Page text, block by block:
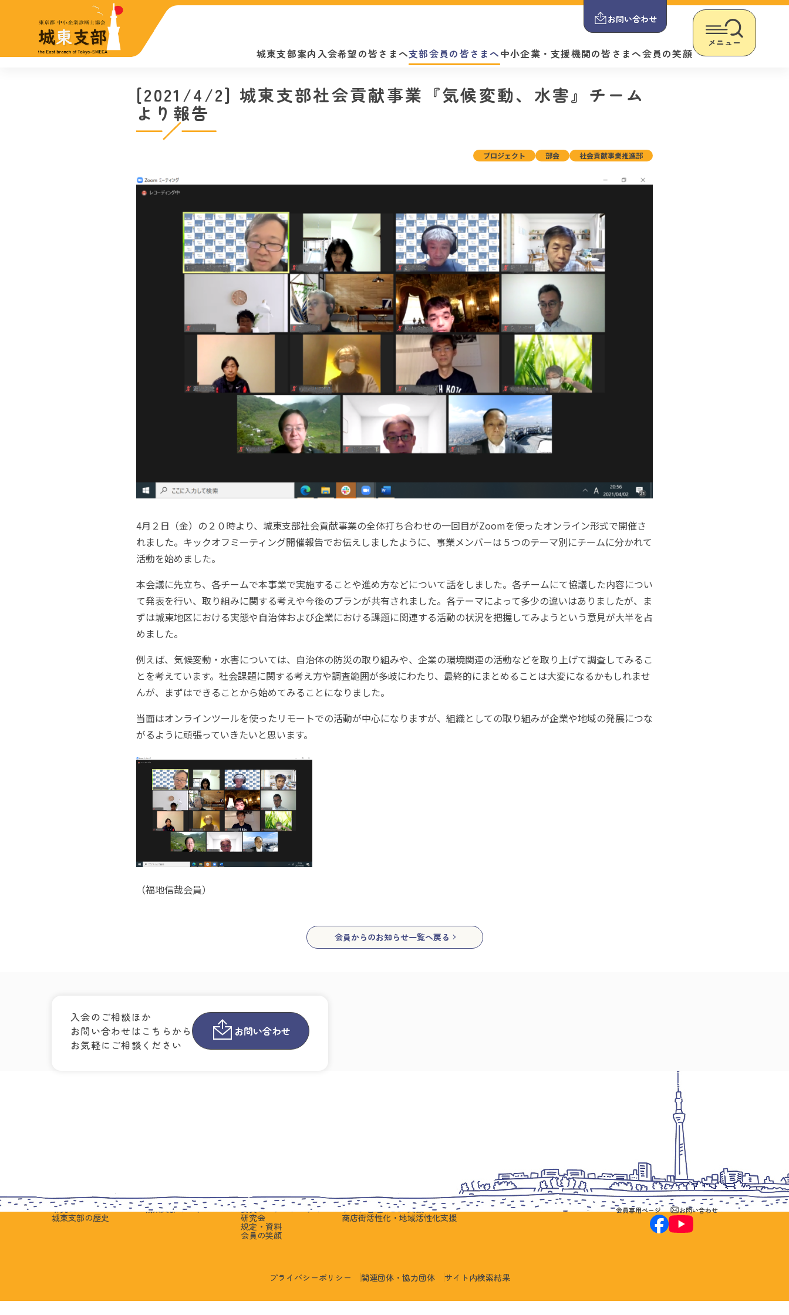
お問い合わせ
メニュー
城東支部案内 支部会員の皆さまへ
入会希望の皆さまへ 中小企業・支援機関の皆さまへ会員の笑顔
[2021/4/2] 城東支部社会貢献事業『気候変動、水害』チーム
より報告
プロジェクト 部会 社会貢献事業推進部
4月２日（金）の２０時より、城東支部社会貢献事業の全体打ち合わせの一回目がZoomを使ったオンライン形式で開催さ
れました。キックオフミーティング開催報告でお伝えしましたように、事業メンバーは５つのテーマ別にチームに分かれて
活動を始めました。
本会議に先立ち、各チームで本事業で実施することや進め方などについて話をしました。各チームにて協議した内容につい
て発表を行い、取り組みに関する考えや今後のプランが共有されました。各テーマによって多少の違いはありましたが、ま
ずは城東地区における実態や自治体および企業における課題に関連する活動の状況を把握してみようという意見が大半を占
めました。
例えば、気候変動・水害については、自治体の防災の取り組みや、企業の環境関連の活動などを取り上げて調査してみるこ
とを考えています。社会課題に関する考え方や調査範囲が多岐にわたり、最終的にまとめることは大変になるかもしれませ
んが、まずはできることから始めてみることになりました。
当面はオンラインツールを使ったリモートでの活動が中心になりますが、組織としての取り組みが企業や地域の発展につな
がるように頑張っていきたいと思います。
（福地信哉会員）
会員からのお知らせ一覧へ戻る
入会のご相談ほか
お問い合わせはこちらから
お気軽にご相談ください
お問い合わせ
動画でみる城東支部
部室活動の紹介
研究会
城東支部の歴史
先輩の体験談
城東支部の一年
交流の場
委員会・プロジェクト
研究会
規定・資料
会員の笑顔
生産性改善支援・IT活用支援
工場診断支援
リスク管理・BCP支援
商店街活性化・地域活性化支援
会員専用ページ お問い合わせ
プライバシーポリシー 関連団体・協力団体 サイト内検索結果